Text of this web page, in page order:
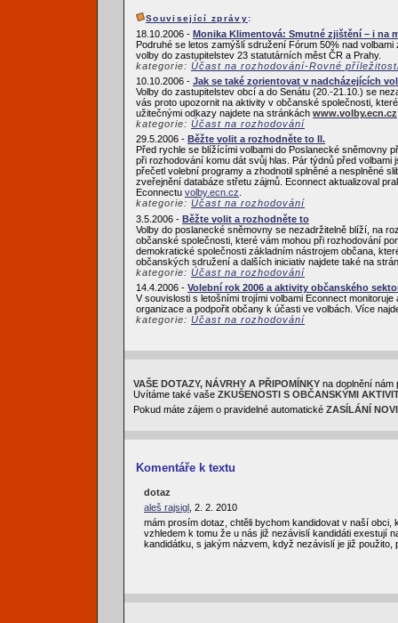
Související zprávy:
18.10.2006 - Monika Klimentová: Smutné zjištění – i na
Podruhé se letos zamýšlí sdružení Fórum 50% nad
volby do zastupitelstev 23 statutárních měst ČR a Prahy.
kategorie: Účast na rozhodování-Rovné
10.10.2006 - Jak se také zorientovat v nadcházejících
Volby do zastupitelstev obcí a do Senátu (20.-21.10.) se
vás proto upozornit na aktivity v občanské společnosti,
užitečnými odkazy najdete na stránkách www.volby.ecn.cz
kategorie: Účast na rozhodování
29.5.2006 - Běžte volit a rozhodněte to II.
Před rychle se blížícími volbami do Poslanecké sněmovny
při rozhodování komu dát svůj hlas. Pár týdnů před
přečetl volební programy a zhodnotil splněné a nesplněné
zveřejnění databáze střetu zájmů. Econnect aktualizoval
Econnectu volby.ecn.cz
kategorie: Účast na rozhodování
3.5.2006 - Běžte volit a rozhodněte to
Volby do poslanecké sněmovny se nezadržitelně blíží, na
občanské společnosti, které vám mohou při rozhodování
demokratické společnosti základním nástrojem občana,
občanských sdružení a dalších iniciativ najdete také na
kategorie: Účast na rozhodování
14.4.2006 - Volební rok 2006 a aktivity občanského
V souvislosti s letošními trojími volbami Econnect
organizace a podpořit občany k účasti ve volbách. Více
kategorie: Účast na rozhodování
VAŠE DOTAZY, NÁVRHY A PŘIPOMÍNKY na doplnění
Uvítáme také vaše ZKUŠENOSTI S OBČANSKÝMI
Pokud máte zájem o pravidelné automatické ZASÍLÁNÍ
Komentáře k textu
dotaz
aleš rajsigl , 2. 2. 2010
mám prosím dotaz, chtěli bychom kandidovat v naší
vzhledem k tomu že u nás již nezávislí kandidáti exestují
kandidátku, s jakým názvem, když nezávislí je již použito,